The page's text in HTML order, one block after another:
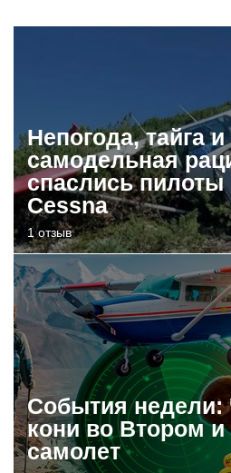
Непогода, тайга и
самодельная
спаслись пилоты
Cessna
1 отзыв
События недели:
кони во Втором
самолет